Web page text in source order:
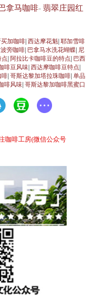
拿马咖啡-翡翠庄园红
买加咖啡 |西达摩花魁 |耶加雪啡
旁咖啡 巴拿马水洗花蝴蝶 尼
点 阿拉比卡咖啡豆的特点 巴西
啡豆风味 |西达摩咖啡豆特点
啡 |哥斯达黎加塔拉珠咖啡 |单品
啡风味 |哥斯达黎加咖啡黑蜜口
咖啡工房(微信公众号